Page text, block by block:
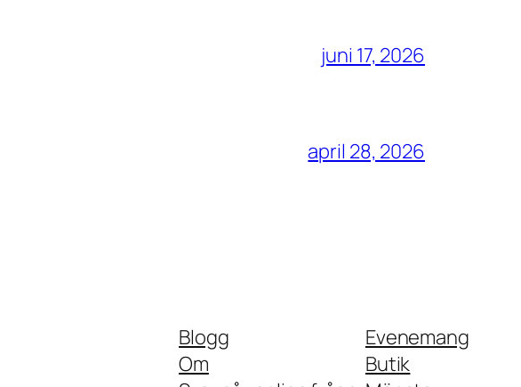
juni 17, 2026
april 28, 2026
Blogg
Om
Evenemang
Butik